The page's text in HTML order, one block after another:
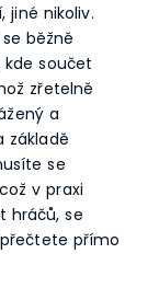
jiné nikoliv.
běžně
kde součet
zřetelně
a
základě
se
v praxi
hráčů, se
přímo